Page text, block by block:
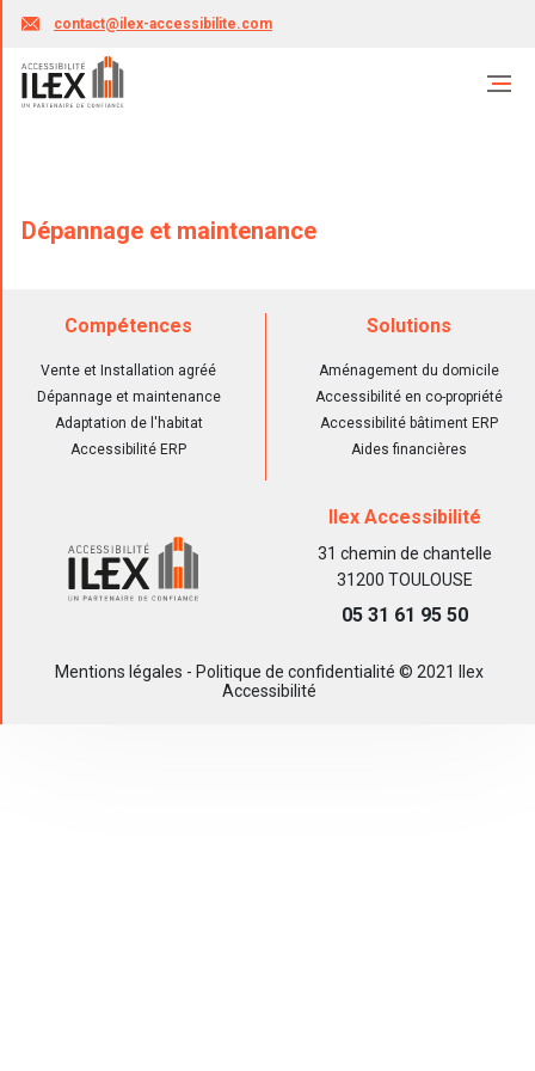
contact@ilex-accessibilite.com
Dépannage et maintenance
Compétences
Vente et Installation agréé
Dépannage et maintenance
Adaptation de l'habitat
Accessibilité ERP
Solutions
Aménagement du domicile
Accessibilité en co-propriété
Accessibilité bâtiment ERP
Aides financières
Ilex Accessibilité
31 chemin de chantelle
31200 TOULOUSE
05 31 61 95 50
Mentions légales - Politique de confidentialité © 2021 Ilex
Accessibilité